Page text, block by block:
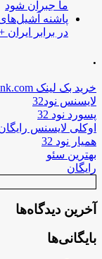
ما جبران شود
پاشنه
در برابر ایران
.
خرید بک لینک behtarinbacklink.com
لایسنس نود32
پسورد نود 32
اوکلی لایسنس رایگان
همیار نود 32
بهترین سئو
رایگان
آخرین دیدگاه‌ها
بایگانی‌ها